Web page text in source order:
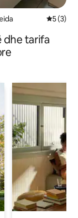
5 (3)
dhe tarifa